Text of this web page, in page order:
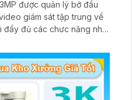
được quản lý bở đầu
giám sát tập trung về
đầy đủ các chưc năng như